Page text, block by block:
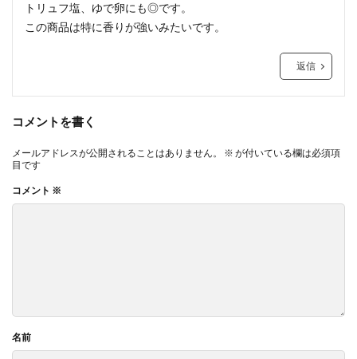
トリュフ塩、ゆで卵にも◎です。
この商品は特に香りが強いみたいです。
返信
コメントを書く
メールアドレスが公開されることはありません。 ※ が付いている欄は必須項
目です
コメント ※
名前